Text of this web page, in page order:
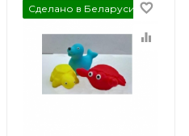
Сделано в Беларуси favorite_border
equalizer